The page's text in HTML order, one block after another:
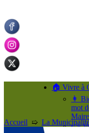
🏠 Vivre à
👩
mot
Maire
👉
Accueil ➯ La